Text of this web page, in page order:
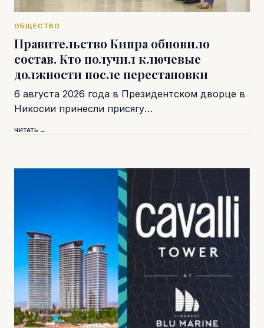
ОБЩЕСТВО
Правительство Кипра обновило
состав. Кто получил ключевые
должности после перестановки
6 августа 2026 года в Президентском дворце в
Никосии принесли присягу…
ЧИТАТЬ →